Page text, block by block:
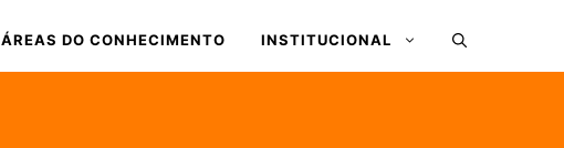
ÁREAS DO CONHECIMENTO INSTITUCIONAL